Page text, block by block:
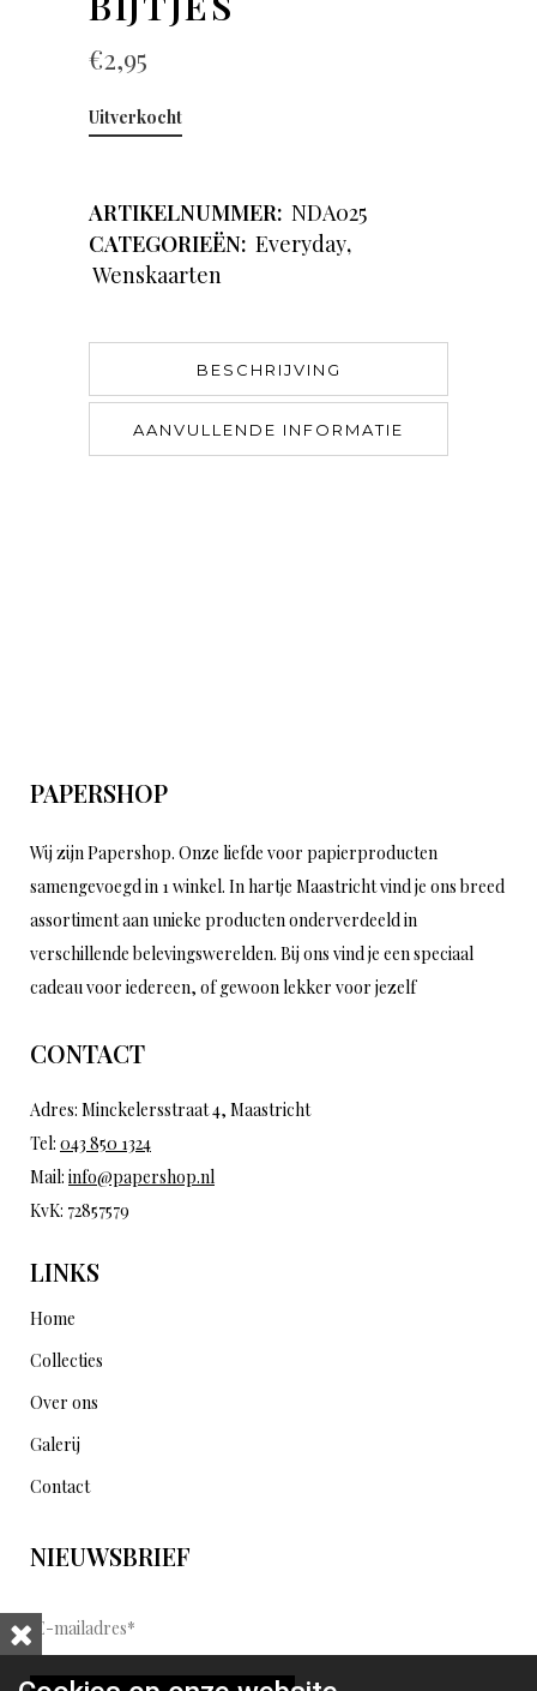
€2,95
Uitverkocht
ARTIKELNUMMER: NDA025
CATEGORIEËN: Everyday,
Wenskaarten
BESCHRIJVING
AANVULLENDE INFORMATIE
PAPERSHOP
Wij zijn Papershop. Onze liefde voor papierproducten
samengevoegd in 1 winkel. In hartje Maastricht vind je ons breed
assortiment aan unieke producten onderverdeeld in
verschillende belevingswerelden. Bij ons vind je een speciaal
cadeau voor iedereen, of gewoon lekker voor jezelf
CONTACT
Adres: Minckelersstraat 4, Maastricht
Tel: 043 850 1324
Mail: info@papershop.nl
KvK: 72857579
LINKS
Home
Collecties
Over ons
Galerij
Contact
NIEUWSBRIEF
E
-
m